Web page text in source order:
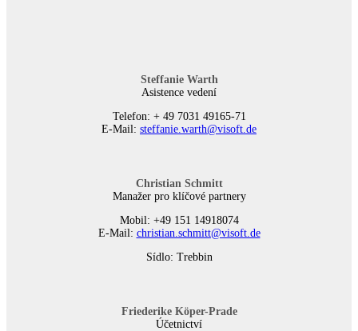
Steffanie Warth
Asistence vedení
Telefon: + 49 7031 49165-71
E-Mail: steffanie.warth@visoft.de
Christian Schmitt
Manažer pro klíčové partnery
Mobil: +49 151 14918074
E-Mail: christian.schmitt@visoft.de
Sídlo: Trebbin
Friederike Köper-Prade
Účetnictví